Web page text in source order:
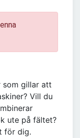
som gillar att
Vill du
ute på fältet?
för dig.